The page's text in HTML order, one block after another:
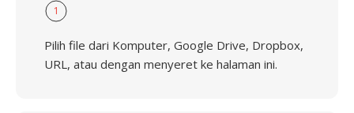
1
Pilih file dari Komputer, Google Drive, Dropbox,
URL, atau dengan menyeret ke halaman ini.